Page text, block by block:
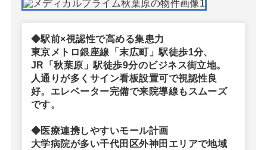
◆駅前×視認性で高める集患力
東京メトロ銀座線「末広町」駅徒歩1分、
JR「秋葉原」駅徒歩9分のビジネス街立地。
人通りが多くサイン看板設置可で視認性良
好。エレベーター完備で来院導線もスムーズ
です。
◆医療連携しやすいモール計画
大学病院が多い千代田区外神田エリアで地域